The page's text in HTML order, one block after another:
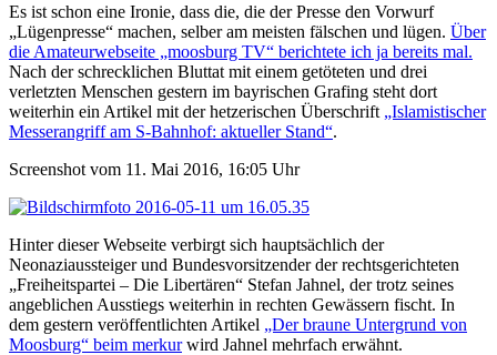
Es ist schon eine Ironie, dass die, die der Presse den Vorwurf
„Lügenpresse“ machen, selber am meisten fälschen und lügen. Über
die Amateurwebseite „moosburg TV“ berichtete ich ja bereits mal.
Nach der schrecklichen Bluttat mit einem getöteten und drei
verletzten Menschen gestern im bayrischen Grafing steht dort
weiterhin ein Artikel mit der hetzerischen Überschrift „Islamistischer
Messerangriff am S-Bahnhof: aktueller Stand“.
Screenshot vom 11. Mai 2016, 16:05 Uhr
Hinter dieser Webseite verbirgt sich hauptsächlich der
Neonaziaussteiger und Bundesvorsitzender der rechtsgerichteten
„Freiheitspartei – Die Libertären“ Stefan Jahnel, der trotz seines
angeblichen Ausstiegs weiterhin in rechten Gewässern fischt. In
dem gestern veröffentlichten Artikel „Der braune Untergrund von
Moosburg“ beim merkurwird Jahnel mehrfach erwähnt.